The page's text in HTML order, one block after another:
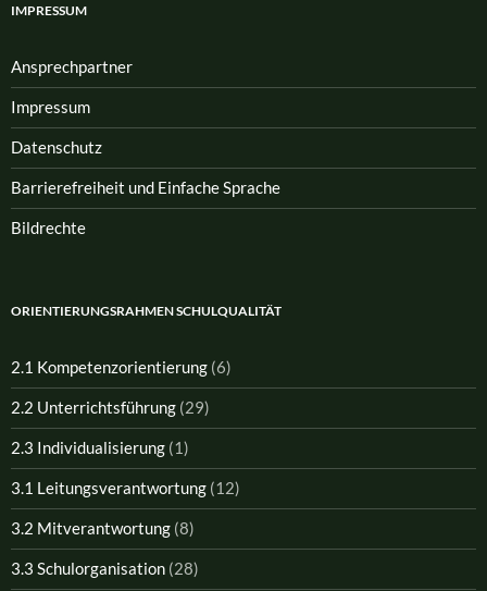
IMPRESSUM
Ansprech­partner
Impressum
Datenschutz
Barrierefreiheit und Einfache Sprache
Bildrechte
ORIENTIERUNGSRAHMEN SCHULQUALITÄT
2.1 Kompetenzorientierung (6)
2.2 Unterrichtsführung (29)
2.3 Individualisierung (1)
3.1 Leitungsverantwortung (12)
3.2 Mitverantwortung (8)
3.3 Schulorganisation (28)